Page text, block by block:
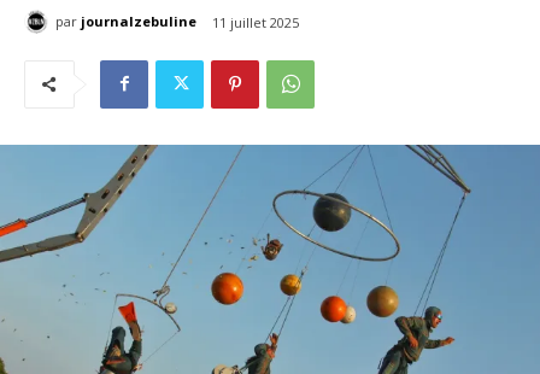
par journalzebuline 11 juillet 2025